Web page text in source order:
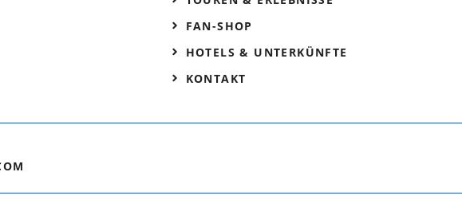
FAN-SHOP
HOTELS & UNTERKÜNFTE
KONTAKT